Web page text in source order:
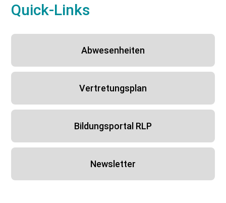
Quick-Links
Abwesenheiten
Vertretungsplan
Bildungsportal RLP
Newsletter